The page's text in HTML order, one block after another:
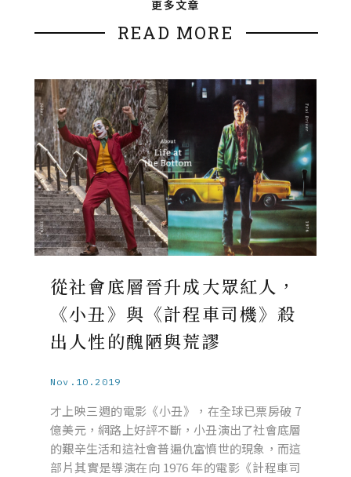
更多文章
READ MORE
從社會底層晉升成大眾紅人，
《小丑》與《計程車司機》殺
出人性的醜陋與荒謬
Nov.10.2019
才上映三週的電影《小丑》，在全球已票房破 7
億美元，網路上好評不斷，小丑演出了社會底層
的艱辛生活和這社會普遍仇富憤世的現象，而這
部片其實是導演在向 1976 年的電影《計程車司